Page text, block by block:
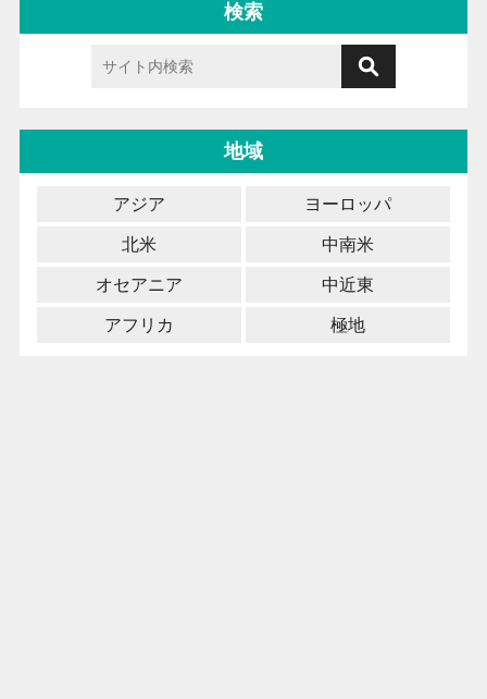
検索
地域
アジア ヨーロッパ
北米 中南米
オセアニア 中近東
アフリカ 極地